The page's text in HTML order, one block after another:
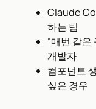
Claude
하는 팀
“매번 같은
개발자
컴포넌트
싶은 경우